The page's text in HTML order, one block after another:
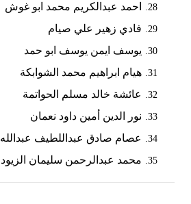
احمد عبدالكريم محمد ابو غوش
فادي زهير علي صيام
يوسف ايمن يوسف ابو حمد
هيام ابراهيم محمد الشوابكة
عائشة خالد مسلم الحواتمة
نور الدين أمين داود نعمان
عصام صادق عبداللطيف عبدالله
محمد عبدالرحمن سليمان الزيود